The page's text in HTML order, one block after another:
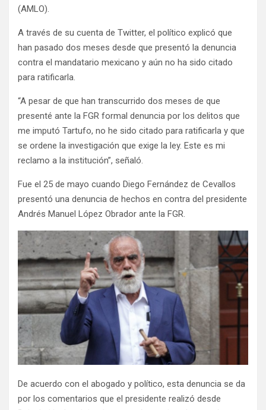
(AMLO).
A través de su cuenta de Twitter, el político explicó que
han pasado dos meses desde que presentó la denuncia
contra el mandatario mexicano y aún no ha sido citado
para ratificarla.
“A pesar de que han transcurrido dos meses de que
presenté ante la FGR formal denuncia por los delitos que
me imputó Tartufo, no he sido citado para ratificarla y que
se ordene la investigación que exige la ley. Este es mi
reclamo a la institución”, señaló.
Fue el 25 de mayo cuando Diego Fernández de Cevallos
presentó una denuncia de hechos en contra del presidente
Andrés Manuel López Obrador ante la FGR.
De acuerdo con el abogado y político, esta denuncia se da
por los comentarios que el presidente realizó desde